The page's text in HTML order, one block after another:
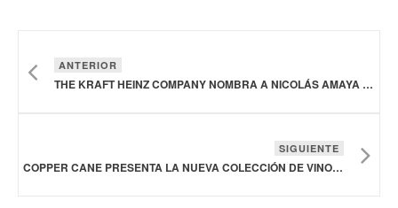
ANTERIOR
THE KRAFT HEINZ COMPANY NOMBRA A NICOLÁS AMAYA PRESIDENTE PARA AMÉRICA DEL NORTE
SIGUIENTE
COPPER CANE PRESENTA LA NUEVA COLECCIÓN DE VINOS TINTOS WESTHOFF PIONEERS